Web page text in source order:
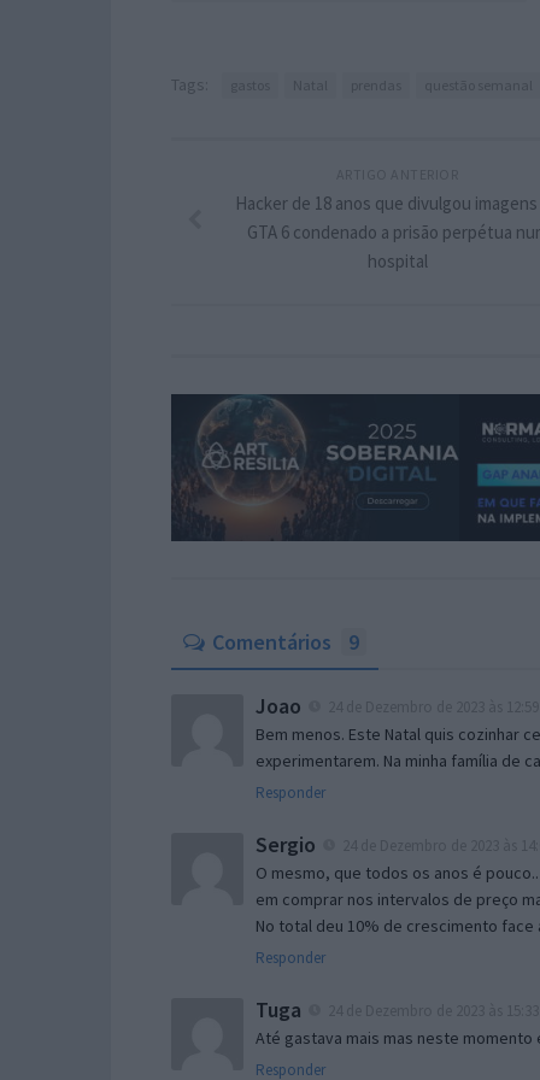
Tags:
Hacker de 18 anos que divulgou
GTA 6 condenado a prisão perpétua
hospital
Comentários 9
Joao
Bem menos. Este Natal quis cozinhar
experimentarem. Na minha família de
Responder
Sergio
O mesmo, que todos os anos é
em comprar nos intervalos de preço
No total deu 10% de crescimento
Responder
Tuga
Até gastava mais mas neste
Responder